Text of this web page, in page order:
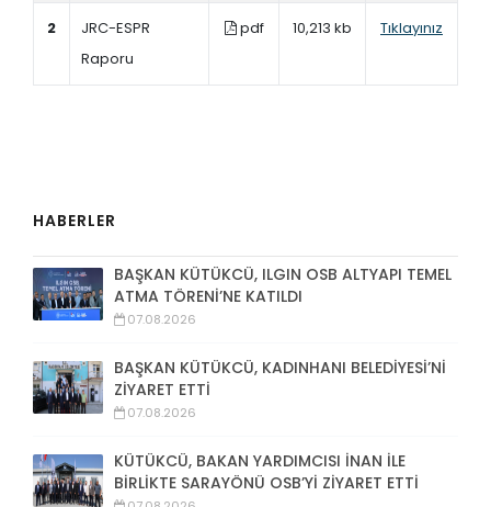
2
JRC-ESPR
Raporu
pdf 10,213 kb Tıklayınız
HABERLER
BAŞKAN KÜTÜKCÜ, ILGIN OSB ALTYAPI TEMEL
ATMA TÖRENİ’NE KATILDI
07.08.2026
BAŞKAN KÜTÜKCÜ, KADINHANI BELEDİYESİ’Nİ
ZİYARET ETTİ
07.08.2026
KÜTÜKCÜ, BAKAN YARDIMCISI İNAN İLE
BİRLİKTE SARAYÖNÜ OSB’Yİ ZİYARET ETTİ